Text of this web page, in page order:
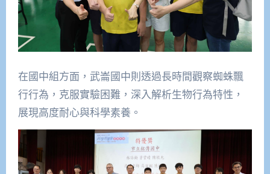
在國中組方面，武崙國中則透過長時間觀察蜘蛛飄
行行為，克服實驗困難，深入解析生物行為特性，
展現高度耐心與科學素養。